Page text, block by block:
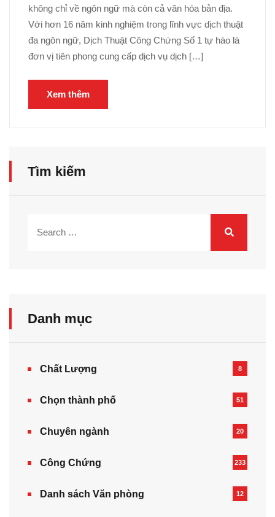
không chỉ về ngôn ngữ mà còn cả văn hóa bản địa.
Với hơn 16 năm kinh nghiệm trong lĩnh vực dịch thuật
đa ngôn ngữ, Dịch Thuật Công Chứng Số 1 tự hào là
đơn vị tiên phong cung cấp dịch vụ dịch […]
Xem thêm
Tìm kiếm
Danh mục
Chất Lượng 8
Chọn thành phố 51
Chuyên ngành 20
Công Chứng 233
Danh sách Văn phòng 12